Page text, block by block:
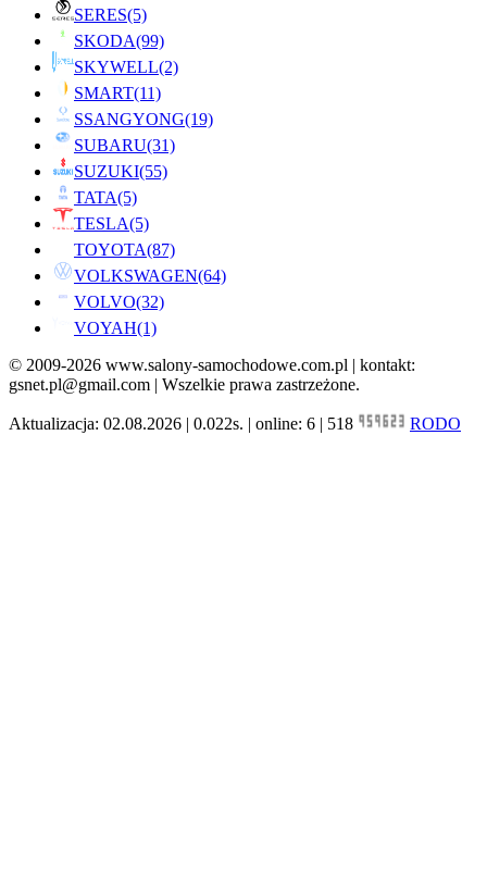
SERES(5)
SKODA(99)
SKYWELL(2)
SMART(11)
SSANGYONG(19)
SUBARU(31)
SUZUKI(55)
TATA(5)
TESLA(5)
TOYOTA(87)
VOLKSWAGEN(64)
VOLVO(32)
VOYAH(1)
© 2009-2026 www.salony-samochodowe.com.pl | kontakt:
gsnet.pl@gmail.com | Wszelkie prawa zastrzeżone.
Aktualizacja: 02.08.2026 | 0.022s. | online: 6 | 518 RODO